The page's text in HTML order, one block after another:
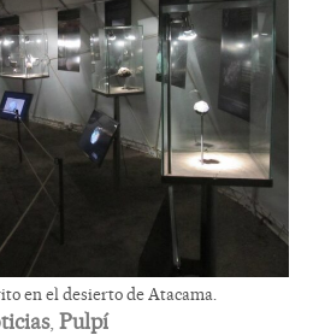
en el desierto de Atacama.
, Pulpí